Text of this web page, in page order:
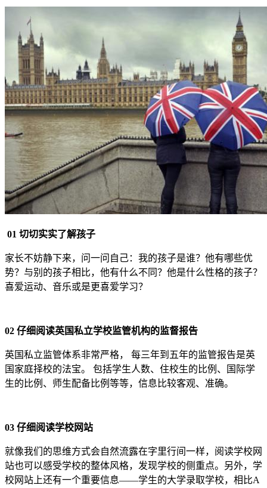
01 切切实实了解孩子
家长不妨静下来，问一问自己：我的孩子是谁？他有哪些优
势？与别的孩子相比，他有什么不同？他是什么性格的孩子？
喜爱运动、音乐或是更喜爱学习？
02 仔细阅读英国私立学校监管机构的监督报告
英国私立监管体系非常严格， 每三年到五年的监管报告是英
国家庭择校的法宝。 包括学生人数、住校生的比例、国际学
生的比例、师生配备比例等等，信息比较客观、准确。
03 仔细阅读学校网站
就像我们的思维方式会自然流露在字里行间一样，阅读学校网
站也可以感受学校的整体风格，发现学校的侧重点。另外，学
校网站上还有一个重要信息——学生的大学录取学校，相比A